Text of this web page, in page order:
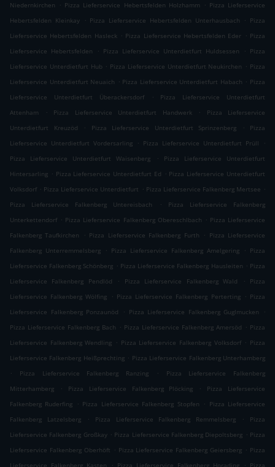
Niedernkirchen
. Pizza Lieferservice Hebertsfelden Holzhamm . Pizza Lieferservice
Hebertsfelden Kleinkay
. Pizza Lieferservice Hebertsfelden Unterhausbach . Pizza
Lieferservice Hebertsfelden Hasleck . Pizza Lieferservice Hebertsfelden Eder . Pizza
Lieferservice Hebertsfelden
. Pizza Lieferservice Unterdietfurt Huldsessen . Pizza
Lieferservice Unterdietfurt Hub . Pizza Lieferservice Unterdietfurt Neukirchen . Pizza
Lieferservice Unterdietfurt Neuaich . Pizza Lieferservice Unterdietfurt Habach . Pizza
Lieferservice Unterdietfurt Überackersdorf
.
Pizza Lieferservice Unterdietfurt
Attenham
. Pizza Lieferservice Unterdietfurt Handwerk .
Pizza Lieferservice
Unterdietfurt Kreuzöd
. Pizza Lieferservice Unterdietfurt Sprinzenberg .
Pizza
Lieferservice Unterdietfurt Vordersarling
. Pizza Lieferservice Unterdietfurt Prüll
.
Pizza Lieferservice Unterdietfurt Waisenberg
.
Pizza Lieferservice Unterdietfurt
Hintersarling . Pizza Lieferservice Unterdietfurt Ed . Pizza Lieferservice Unterdietfurt
Volksdorf . Pizza Lieferservice Unterdietfurt . Pizza Lieferservice Falkenberg Mertsee .
Pizza Lieferservice Falkenberg Untereisbach
.
Pizza Lieferservice Falkenberg
Unterkettendorf . Pizza Lieferservice Falkenberg Obereschlbach . Pizza Lieferservice
Falkenberg Taufkirchen
. Pizza Lieferservice Falkenberg Furth . Pizza Lieferservice
Falkenberg Unterremmelsberg
. Pizza Lieferservice Falkenberg Amelgering . Pizza
Lieferservice Falkenberg Schönberg . Pizza Lieferservice Falkenberg Hausleiten . Pizza
Lieferservice Falkenberg Pendlöd
. Pizza Lieferservice Falkenberg Wald .
Pizza
Lieferservice Falkenberg Wölfing
. Pizza Lieferservice Falkenberg Perterting . Pizza
Lieferservice Falkenberg Ponzaunöd
. Pizza Lieferservice Falkenberg Guglmucken
.
Pizza Lieferservice Falkenberg Bach . Pizza Lieferservice Falkenberg Amersöd . Pizza
Lieferservice Falkenberg Wendling . Pizza Lieferservice Falkenberg Volksdorf . Pizza
Lieferservice Falkenberg Heißprechting . Pizza Lieferservice Falkenberg Unterhamberg
.
Pizza Lieferservice Falkenberg Ranzing .
Pizza Lieferservice Falkenberg
Mitterhamberg
. Pizza Lieferservice Falkenberg Plöcking .
Pizza Lieferservice
Falkenberg Ruderfing
. Pizza Lieferservice Falkenberg Stopfen . Pizza Lieferservice
Falkenberg Latzelsberg
. Pizza Lieferservice Falkenberg Remmelsberg .
Pizza
Lieferservice Falkenberg Großkay . Pizza Lieferservice Falkenberg Diepoltsberg . Pizza
Lieferservice Falkenberg Oberhöft . Pizza Lieferservice Falkenberg Geiersberg . Pizza
. .